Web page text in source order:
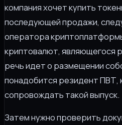
компания хочет купить
последующей продажи,
оператора
криптовалют, являющегося
речь идет о размещении
понадобится резидент ПВТ,
сопровождать такой выпуск.
Затем нужно проверить